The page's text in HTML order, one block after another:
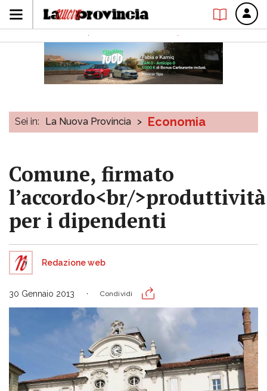
Sei in: La Nuova Provincia > Economia
Comune, firmato
l’accordo<br/>produttività
per i dipendenti
Redazione web
30 Gennaio 2013 Condividi